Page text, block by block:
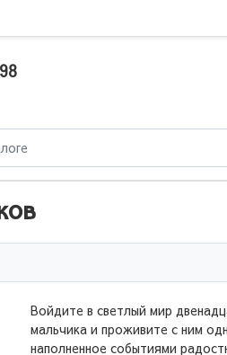
Войдите в светлый мир
мальчика и проживите с ним
наполненное событиями